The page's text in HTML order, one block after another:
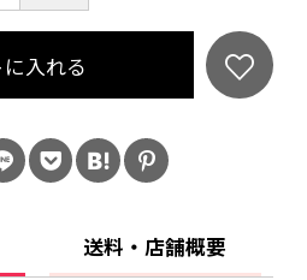
入れる
送料・店舗概要